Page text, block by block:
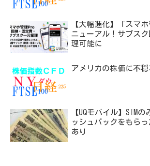
【大幅進化】「スマ
ニューアル！サブス
理可能に
アメリカの株価に不穏
【UQモバイル】SIM
ッシュバックをもら
あり